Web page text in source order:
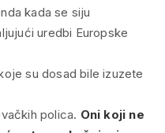
kada se siju
uredbi Europske
su dosad bile izuzete
polica. Oni koji ne